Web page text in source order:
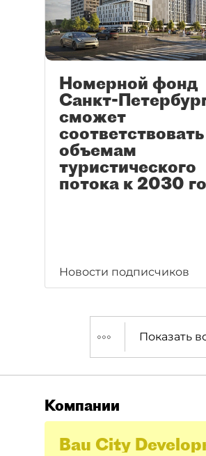
Номерной фонд
Санкт-
сможет
соответствовать
объемам
туристического
потока к 2030
Новости подписчиков
Показать
Компании
Bau City